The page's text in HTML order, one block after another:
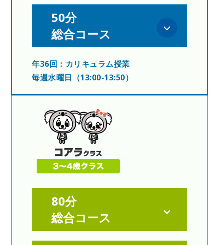
50分
総合コース
年36回：カリキュラム授業
毎週水曜日（13:00-13:50）
80分
総合コース